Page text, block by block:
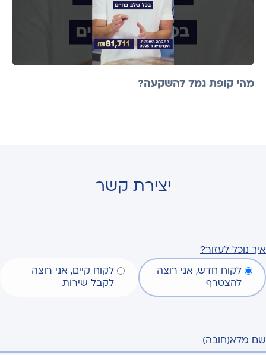
מהי קופת גמל להשקעה?
יצירת קשר
איך נוכל לעזור?
לקוח חדש, אני רוצה
להצטרף
לקוח קיים, אני רוצה
לקבל שירות
שם מלא(חובה)